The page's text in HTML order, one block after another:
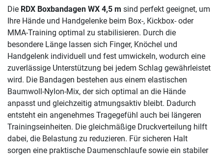
Die RDX Boxbandagen WX 4,5 m sind perfekt geeignet, um
Ihre Hände und Handgelenke beim Box-, Kickbox- oder
MMA-Training optimal zu stabilisieren. Durch die
besondere Länge lassen sich Finger, Knöchel und
Handgelenk individuell und fest umwickeln, wodurch eine
zuverlässige Unterstützung bei jedem Schlag gewährleistet
wird. Die Bandagen bestehen aus einem elastischen
Baumwoll-Nylon-Mix, der sich optimal an die Hände
anpasst und gleichzeitig atmungsaktiv bleibt. Dadurch
entsteht ein angenehmes Tragegefühl auch bei längeren
Trainingseinheiten. Die gleichmäßige Druckverteilung hilft
dabei, die Belastung zu reduzieren. Für sicheren Halt
sorgen eine praktische Daumenschlaufe sowie ein stabiler